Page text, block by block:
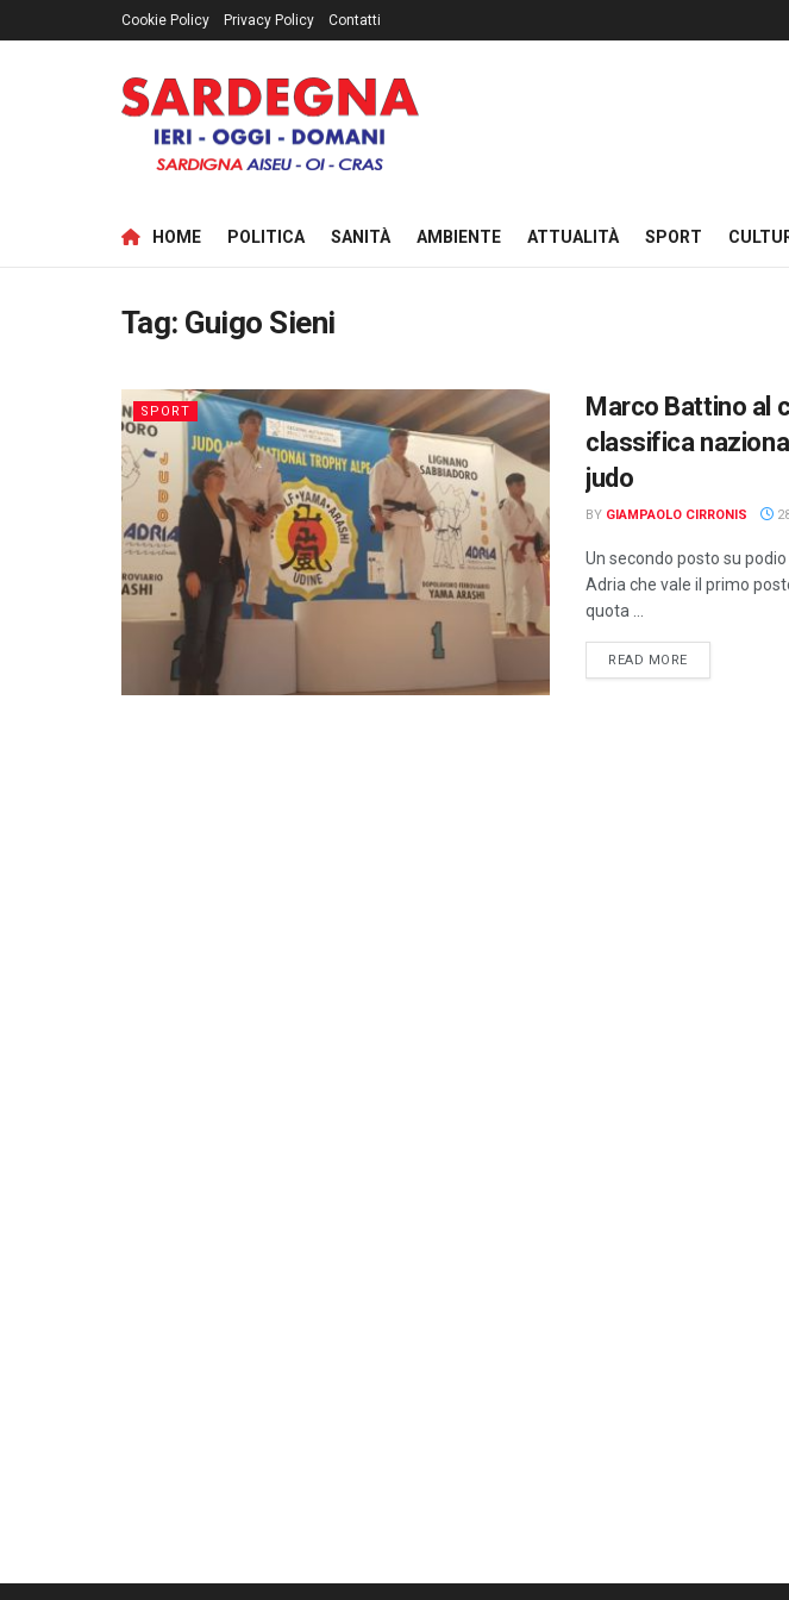
Cookie Policy Privacy Policy Contatti
HOME POLITICA SANITÀ AMBIENTE ATTUALITÀ SPORT
Tag: Guigo Sieni
SPORT
Marco Battino al
classifica
judo
BY GIAMPAOLO CIRRONIS
Un secondo posto su
Adria che vale il primo
quota ...
READ MOREDETAILS